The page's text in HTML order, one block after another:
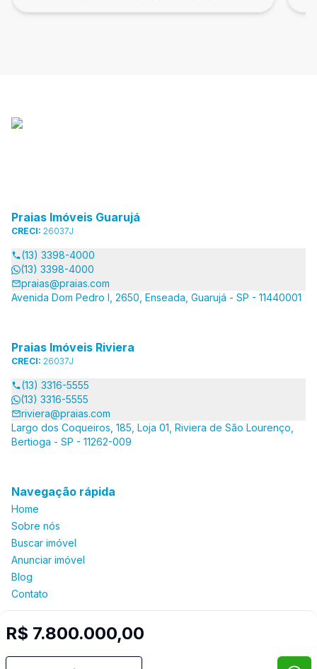
R$ 7.800.000,00
Praias Imóveis Guarujá
CRECI: 26037J
(13) 3398-4000
(13) 3398-4000
praias@praias.com
Avenida Dom Pedro I, 2650, Enseada, Guarujá - SP - 11440001
Praias Imóveis Riviera
CRECI: 26037J
(13) 3316-5555
(13) 3316-5555
riviera@praias.com
Largo dos Coqueiros, 185, Loja 01, Riviera de São Lourenço,
Bertioga - SP - 11262-009
Navegação rápida
Home
Sobre nós
Buscar imóvel
Anunciar imóvel
Blog
Contato
Selo de Tecnologia Loft